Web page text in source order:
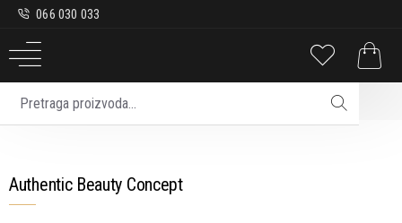
066 030 033
Brend Authentic Beauty Concept
Authentic Beauty Concept